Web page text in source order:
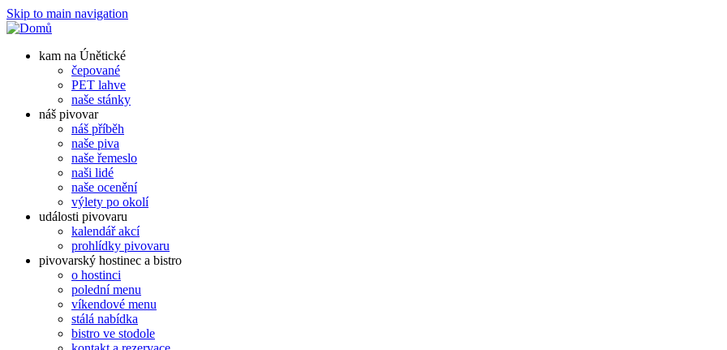
Skip to main navigation
kam na Únětické
čepované
PET lahve
naše stánky
náš pivovar
náš příběh
naše piva
naše řemeslo
naši lidé
naše ocenění
výlety po okolí
události pivovaru
kalendář akcí
prohlídky pivovaru
pivovarský hostinec a bistro
o hostinci
polední menu
víkendové menu
stálá nabídka
bistro ve stodole